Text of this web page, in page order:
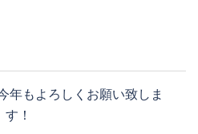
年もよろしくお願い致しま
す！